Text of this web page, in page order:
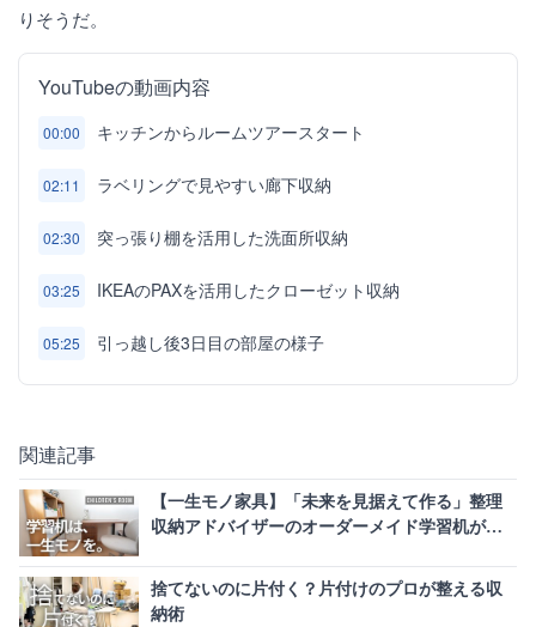
りそうだ。
YouTubeの動画内容
00:00 キッチンからルームツアースタート
02:11 ラベリングで見やすい廊下収納
02:30 突っ張り棚を活用した洗面所収納
03:25 IKEAのPAXを活用したクローゼット収納
05:25 引っ越し後3日目の部屋の様子
関連記事
【一生モノ家具】「未来を見据えて作る」整理
収納アドバイザーのオーダーメイド学習机が真
捨てないのに片付く？片付けのプロが整える収
納術